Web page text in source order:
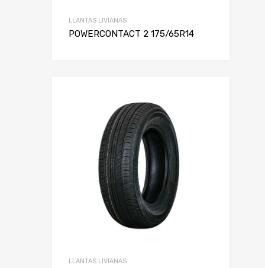
LLANTAS LIVIANAS
POWERCONTACT 2 175/65R14
LLANTAS LIVIANAS